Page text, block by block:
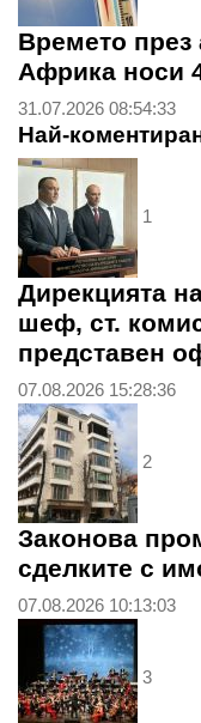
Времето през
Африка носи
31.07.2026 08:54:33
Най-
1
Дирекцията
шеф, ст.
представен
07.08.2026 15:28:36
2
Законова
сделките с
07.08.2026 10:13:03
3